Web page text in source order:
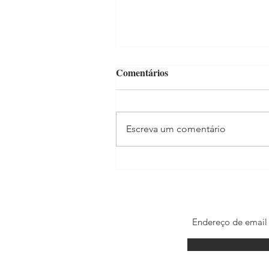
Comentários
Escreva um comentário